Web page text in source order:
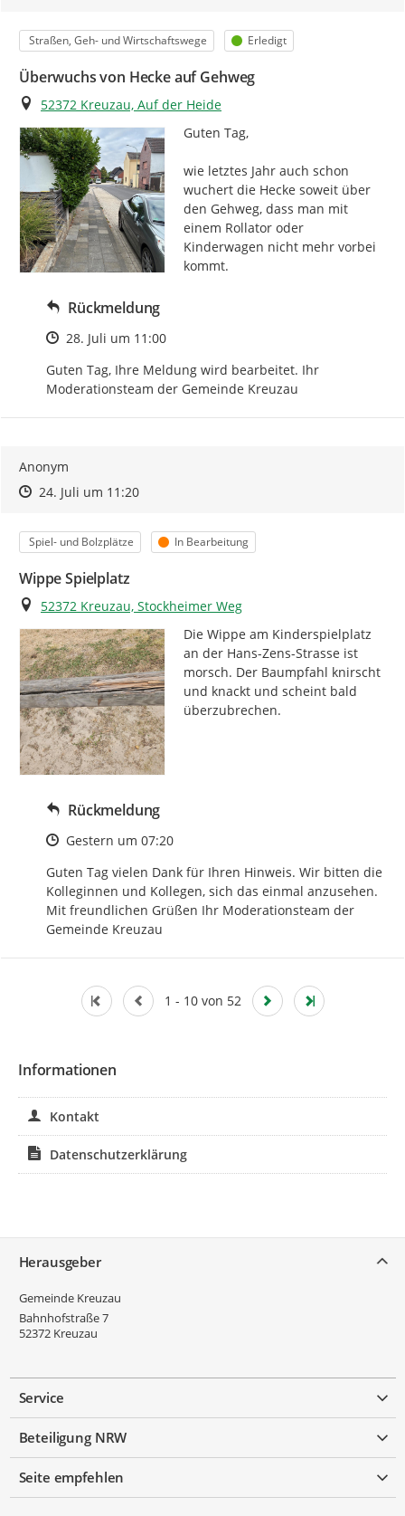
Kategorie
Straßen, Geh- und Wirtschaftswege Status
Erledigt
Überwuchs von Hecke auf Gehweg
Ort
52372 Kreuzau, Auf der Heide
Guten Tag,
wie letztes Jahr auch schon
wuchert die Hecke soweit über
den Gehweg, dass man mit
einem Rollator oder
Kinderwagen nicht mehr vorbei
kommt.
Rückmeldung
Zeitpunkt des Erstellens
28. Juli um 11:00
Guten Tag, Ihre Meldung wird bearbeitet. Ihr
Moderationsteam der Gemeinde Kreuzau
Anonym
Zeitpunkt des Erstellens
Zeitpunkt des Erstellens
24. Juli um 11:20Zur Äußerung
Kategorie
Spiel- und Bolzplätze Status
In Bearbeitung
Wippe Spielplatz
Ort
52372 Kreuzau, Stockheimer Weg
Die Wippe am Kinderspielplatz
an der Hans-Zens-Strasse ist
morsch. Der Baumpfahl knirscht
und knackt und scheint bald
überzubrechen.
Rückmeldung
Zeitpunkt des Erstellens
Gestern um 07:20
Guten Tag vielen Dank für Ihren Hinweis. Wir bitten die
Kolleginnen und Kollegen, sich das einmal anzusehen.
Mit freundlichen Grüßen Ihr Moderationsteam der
Gemeinde Kreuzau
1 - 10 von 52
Informationen
Kontakt
Datenschutzerklärung
Herausgeber
Gemeinde Kreuzau
Bahnhofstraße 7
52372 Kreuzau
Service
Beteiligung NRW
Seite empfehlen